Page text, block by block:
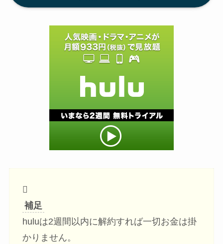
補足
huluは2週間以内に解約すれば一切お金は掛
かりません。